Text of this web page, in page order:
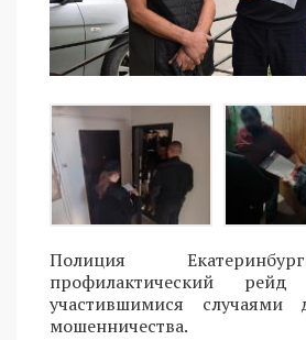
Полиция
профилактический
участившимися случаями
мошенничества.